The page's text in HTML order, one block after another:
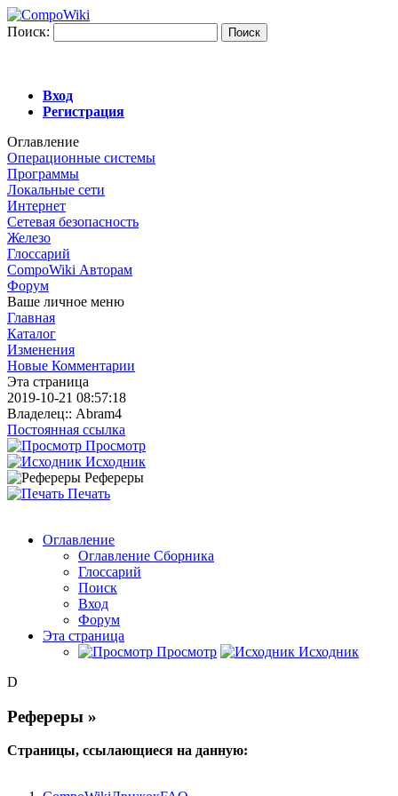
Поиск:
Вход
Регистрация
Оглавление
Операционные системы
Программы
Локальные сети
Интернет
Сетевая безопасность
Железо
Глоссарий
CompoWiki Авторам
Форум
Ваше личное меню
Главная
Каталог
Изменения
Новые Комментарии
Эта страница
2019-10-21 08:57:18
Владелец:: Abram4
Постоянная ссылка
Просмотр
Исходник
Рефереры
Печать
Оглавление
Оглавление Сборника
Глоссарий
Поиск
Вход
Форум
Эта страница
Просмотр
Исходник
D
Рефереры »
Страницы, ссылающиеся на данную: